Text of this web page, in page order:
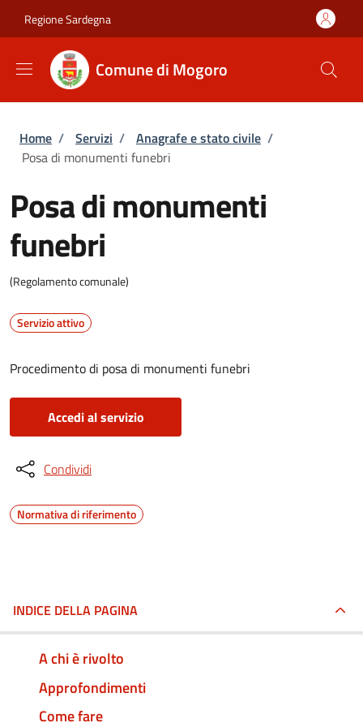
Regione Sardegna
Comune di Mogoro
Briciole di pane
Home / Servizi / Anagrafe e stato civile /
Posa di monumenti funebri
Posa di monumenti
funebri
(Regolamento comunale)
Servizio attivo
Procedimento di posa di monumenti funebri
Accedi al servizio
Condividi
Normativa di riferimento
INDICE DELLA PAGINA
A chi è rivolto
Approfondimenti
Come fare